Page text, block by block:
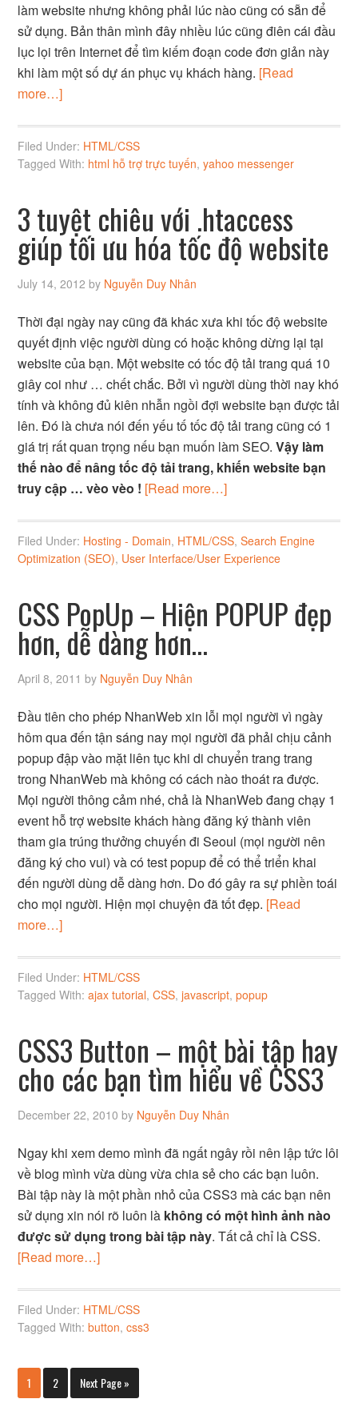
làm website nhưng không phải lúc nào cũng có sẵn để
sử dụng. Bản thân mình đây nhiều lúc cũng điên cái đầu
lục lọi trên Internet để tìm kiếm đoạn code đơn giản này
khi làm một số dự án phục vụ khách hàng. [Read
more…]
Filed Under: HTML/CSS
Tagged With: html hỗ trợ trực tuyến,yahoo messenger
3 tuyệt chiêu với .htaccess
giúp tối ưu hóa tốc độ website
July 14, 2012 by Nguyễn Duy Nhân
Thời đại ngày nay cũng đã khác xưa khi tốc độ website
quyết định việc người dùng có hoặc không dừng lại tại
website của bạn. Một website có tốc độ tải trang quá 10
giây coi như … chết chắc. Bởi vì người dùng thời nay khó
tính và không đủ kiên nhẫn ngồi đợi website bạn được tải
lên. Đó là chưa nói đến yếu tố tốc độ tải trang cũng có 1
giá trị rất quan trọng nếu bạn muốn làm SEO.Vậy làm
thế nào để nâng tốc độ tải trang, khiến website bạn
truy cập … vèo vèo ! [Read more…]
Filed Under: Hosting - Domain, HTML/CSS,Search Engine
Optimization (SEO), User Interface/User Experience
CSS PopUp – Hiện POPUP đẹp
hơn, dễ dàng hơn…
April 8, 2011 by Nguyễn Duy Nhân
Đầu tiên cho phép NhanWeb xin lỗi mọi người vì ngày
hôm qua đến tận sáng nay mọi người đã phải chịu cảnh
popup đập vào mặt liên tục khi di chuyển trang trang
trong NhanWeb mà không có cách nào thoát ra được.
Mọi người thông cảm nhé, chả là NhanWeb đang chạy 1
event hỗ trợ website khách hàng đăng ký thành viên
tham gia trúng thưởng chuyến đi Seoul (mọi người nên
đăng ký cho vui) và có test popup để có thể triển khai
đến người dùng dễ dàng hơn. Do đó gây ra sự phiền toái
cho mọi người. Hiện mọi chuyện đã tốt đẹp. [Read
more…]
Filed Under: HTML/CSS
Tagged With:ajax tutorial,CSS,javascript,popup
CSS3 Button – một bài tập hay
cho các bạn tìm hiểu về CSS3
December 22, 2010 by Nguyễn Duy Nhân
Ngay khi xem demo mình đã ngất ngây rồi nên lập tức lôi
về blog mình vừa dùng vừa chia sẻ cho các bạn luôn.
Bài tập này là một phần nhỏ của CSS3 mà các bạn nên
sử dụng xin nói rõ luôn là không có một hình ảnh nào
được sử dụng trong bài tập này. Tất cả chỉ là CSS.
[Read more…]
Filed Under: HTML/CSS
Tagged With:button,css3
1 2 Next Page »